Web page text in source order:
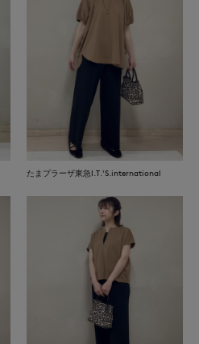
たまプラーザ東急I.T.'S.international